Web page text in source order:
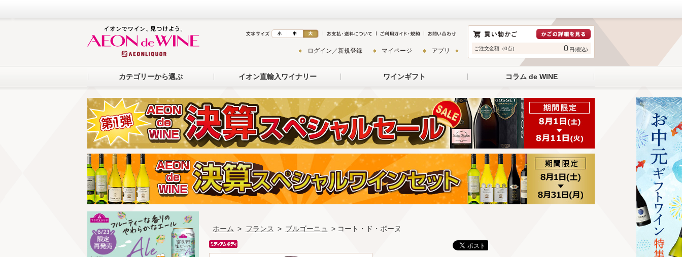
ご注文金額（0点) 0 円(税込)
ログイン／新規登録 マイページ アプリ
カテゴリーから選ぶ イオン直輸入ワイナリー ワインギフト コラム de WINE
ホーム > フランス > ブルゴーニュ > コート・ド・ボーヌ